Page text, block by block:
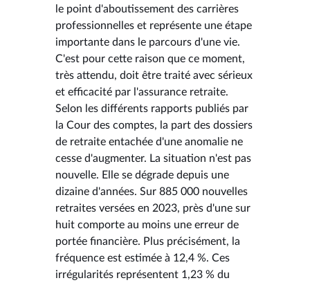
le point d'aboutissement des carrières
professionnelles et représente une étape
importante dans le parcours d'une vie.
C'est pour cette raison que ce moment,
très attendu, doit être traité avec sérieux
et efficacité par l'assurance retraite.
Selon les différents rapports publiés par
la Cour des comptes, la part des dossiers
de retraite entachée d'une anomalie ne
cesse d'augmenter. La situation n'est pas
nouvelle. Elle se dégrade depuis une
dizaine d'années. Sur 885 000 nouvelles
retraites versées en 2023, près d'une sur
huit comporte au moins une erreur de
portée financière. Plus précisément, la
fréquence est estimée à 12,4 %. Ces
irrégularités représentent 1,23 % du